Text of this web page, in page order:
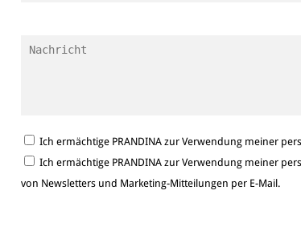
Ich ermächtige PRANDINA zur Verwendung meiner
Ich ermächtige PRANDINA zur Verwendung meiner
von Newsletters und Marketing-Mitteilungen per E-Mail.